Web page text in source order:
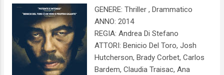
GENERE: Thriller , Drammatico
ANNO: 2014
REGIA: Andrea Di Stefano
ATTORI: Benicio Del Toro, Josh
Hutcherson, Brady Corbet, Carlos
Bardem, Claudia Traisac, Ana